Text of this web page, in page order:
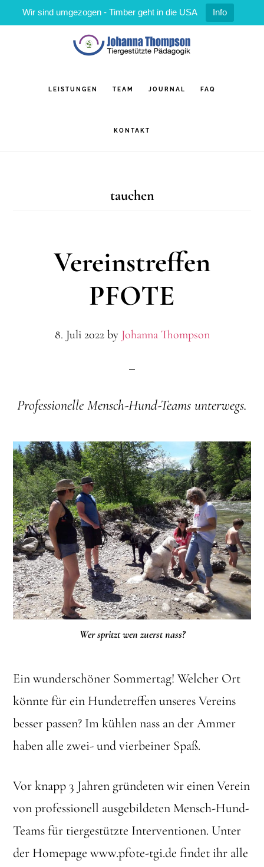
Wir sind umgezogen - Timber geht in die USA Info
LEISTUNGEN TEAM JOURNAL FAQ
KONTAKT
tauchen
Vereinstreffen
PFOTE
8. Juli 2022by Johanna Thompson
Professionelle Mensch-Hund-Teams unterwegs.
Wer spritzt wen zuerst nass?
Ein wunderschöner Sommertag! Welcher Ort
könnte für ein Hundetreffen unseres Vereins
besser passen? Im kühlen nass an der Ammer
haben alle zwei- und vierbeiner Spaß.
Vor knapp 3 Jahren gründeten wir einen Verein
von professionell ausgebildeten Mensch-Hund-
Teams für tiergestützte Interventionen. Unter
der Homepage www.pfote-tgi.de findet ihr alle